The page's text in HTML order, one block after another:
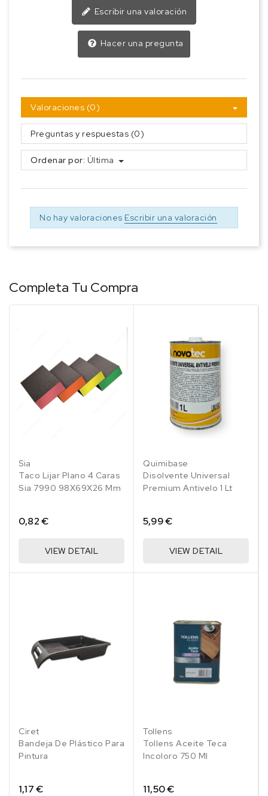
Escribir una valoración
Hacer una pregunta
Valoraciones (0)
Preguntas y respuestas (0)
Ordenar por: Última
No hay valoraciones Escribir una valoración
Completa Tu Compra
Sia
Taco Lijar Plano 4 Caras
Sia 7990 98X69X26 Mm
0,82 €
VIEW DETAIL
Quimibase
Disolvente Universal
Premium Antivelo 1 Lt
5,99 €
VIEW DETAIL
Ciret
Bandeja De Plástico Para
Pintura
1,17 €
Tollens
Tollens Aceite Teca
Incoloro 750 Ml
11,50 €